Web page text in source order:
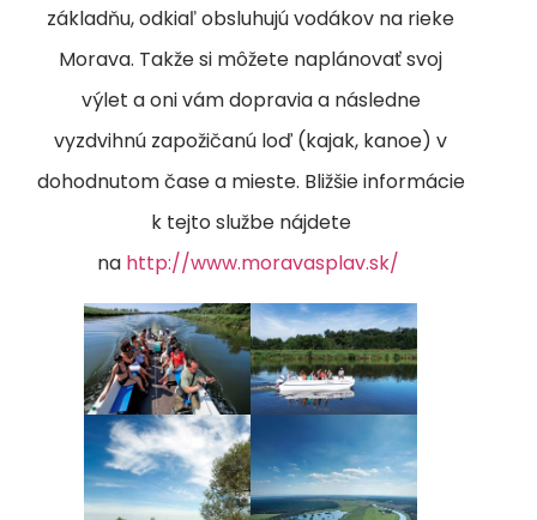
základňu, odkiaľ obsluhujú vodákov na rieke
Morava. Takže si môžete naplánovať svoj
výlet a oni vám dopravia a následne
vyzdvihnú zapožičanú loď (kajak, kanoe) v
dohodnutom čase a mieste. Bližšie informácie
k tejto službe nájdete
na http://www.moravasplav.sk/